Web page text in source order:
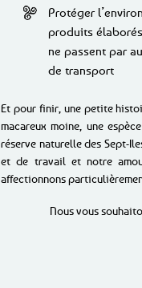
Protéger
produits
ne passent par
de transport
Et pour finir, une petite
macareux moine, une
réserve naturelle des Sept-
et de travail et notre
affectionnons
Nous vous